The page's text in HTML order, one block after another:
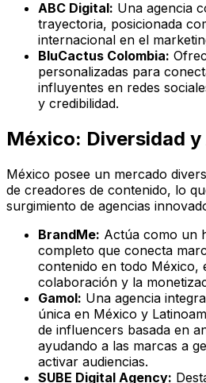
ABC Digital: Una agencia
trayectoria, posicionada
internacional en el
BluCactus Colombia:
personalizadas para
influyentes en redes
y credibilidad.
México: Diversidad
México posee un mercado
de creadores de contenido, lo
surgimiento de agencias
BrandMe: Actúa como un
completo que conecta
contenido en todo México,
colaboración y la
Gamol: Una agencia
única en México y
de influencers basada en
ayudando a las marcas a
activar audiencias.
SUBE Digital Agency: